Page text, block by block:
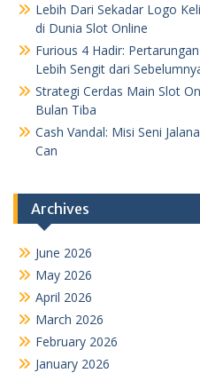
Lebih Dari Sekadar Logo
di Dunia Slot Online
Furious 4 Hadir:
Lebih Sengit dari
Strategi Cerdas Main Slot
Bulan Tiba
Cash Vandal: Misi Seni
Can
Archives
June 2026
May 2026
April 2026
March 2026
February 2026
January 2026